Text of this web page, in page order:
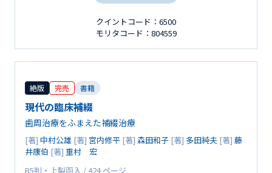
クイントコード：6500
モリタコード：804559
絶版 完売 書籍
現代の臨床補綴
歯周治療をふまえた補綴治療
[著] 中村公雄 [著] 宮内修平 [著] 森田和子 [著] 多田純夫 [著] 藤
井康伯 [著] 重村 宏
B5判・上製函入 / 424 ページ